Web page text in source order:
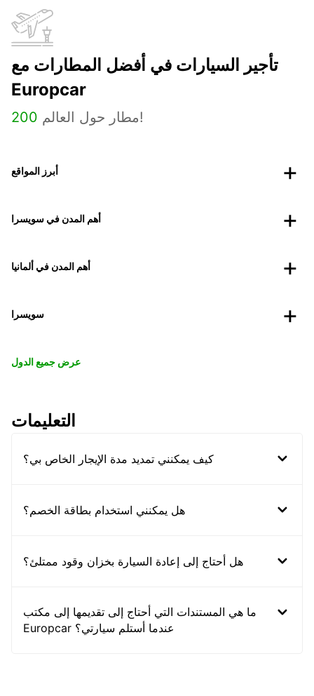
تأجير السيارات في أفضل المطارات مع
Europcar
200 مطار حول العالم!
أبرز المواقع
أهم المدن في سويسرا
أهم المدن في ألمانيا
سويسرا
عرض جميع الدول
التعليمات
كيف يمكنني تمديد مدة الإيجار الخاص بي؟
هل يمكنني استخدام بطاقة الخصم؟
هل أحتاج إلى إعادة السيارة بخزان وقود ممتلئ؟
ما هي المستندات التي أحتاج إلى تقديمها إلى مكتب
Europcar عندما أستلم سيارتي؟